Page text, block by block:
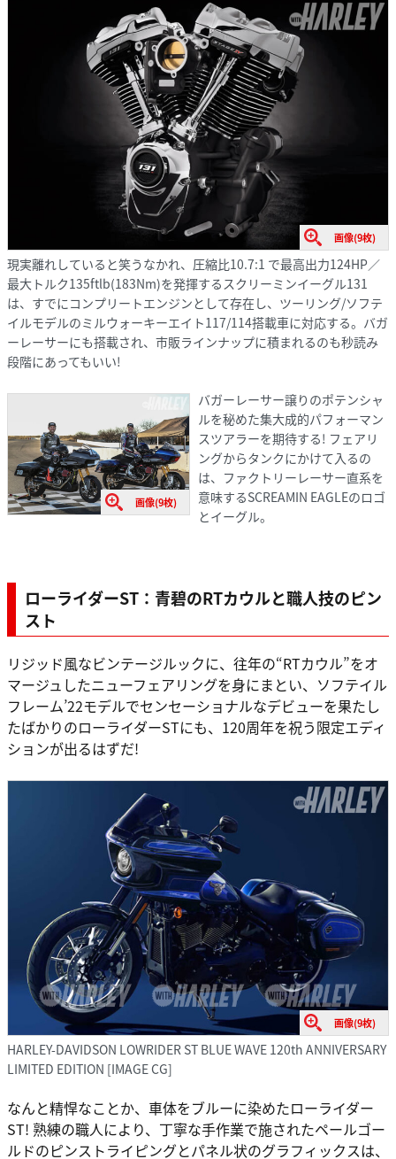
画像(9枚)
現実離れしていると笑うなかれ、圧縮比10.7:1 で最高出力124HP／
最大トルク135ftlb(183Nm)を発揮するスクリーミンイーグル131
は、すでにコンプリートエンジンとして存在し、ツーリング/ソフテ
イルモデルのミルウォーキーエイト117/114搭載車に対応する。バガ
ーレーサーにも搭載され、市販ラインナップに積まれるのも秒読み
段階にあってもいい!
画像(9枚)
バガーレーサー譲りのポテンシャ
ルを秘めた集大成的パフォーマン
スツアラーを期待する! フェアリ
ングからタンクにかけて入るの
は、ファクトリーレーサー直系を
意味するSCREAMIN EAGLEのロゴ
とイーグル。
ローライダーST：青碧のRTカウルと職人技のピン
スト
リジッド風なビンテージルックに、往年の“RTカウル”をオ
マージュしたニューフェアリングを身にまとい、ソフテイル
フレーム’22モデルでセンセーショナルなデビューを果たし
たばかりのローライダーSTにも、120周年を祝う限定エディ
ションが出るはずだ!
画像(9枚)
HARLEY-DAVIDSON LOWRIDER ST BLUE WAVE 120th ANNIVERSARY
LIMITED EDITION [IMAGE CG]
なんと精悍なことか、車体をブルーに染めたローライダー
ST! 熟練の職人により、丁寧な手作業で施されたペールゴー
ルドのピンストライピングとパネル状のグラフィックスは、